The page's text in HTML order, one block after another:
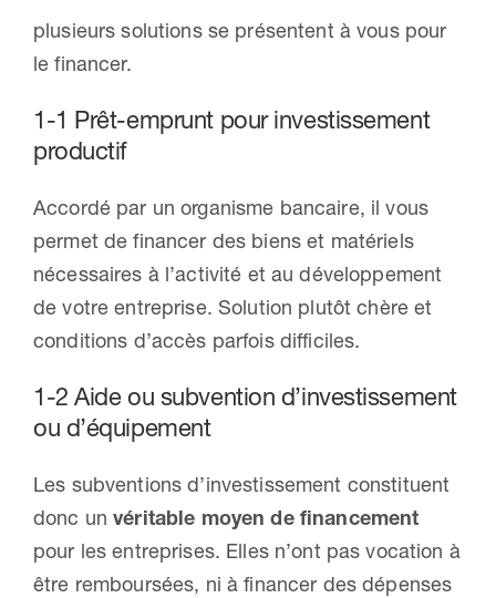
plusieurs solutions se présentent à vous pour
le financer.
1-1 Prêt-emprunt pour investissement
productif
Accordé par un organisme bancaire, il vous
permet de financer des biens et matériels
nécessaires à l’activité et au développement
de votre entreprise. Solution plutôt chère et
conditions d’accès parfois difficiles.
1-2 Aide ou subvention d’investissement
ou d’équipement
Les subventions d’investissement constituent
donc unvéritable moyen de financement
pour les entreprises. Elles n’ont pas vocation à
être remboursées, ni à financer des dépenses